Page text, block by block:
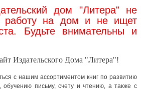
дом "Литера" не
работу на дом и не ищет
Будьте внимательны и
Издательского Дома "Литера"!
с нашим ассортиментом книг по развитию
обучению письму, счету и чтению, а также с